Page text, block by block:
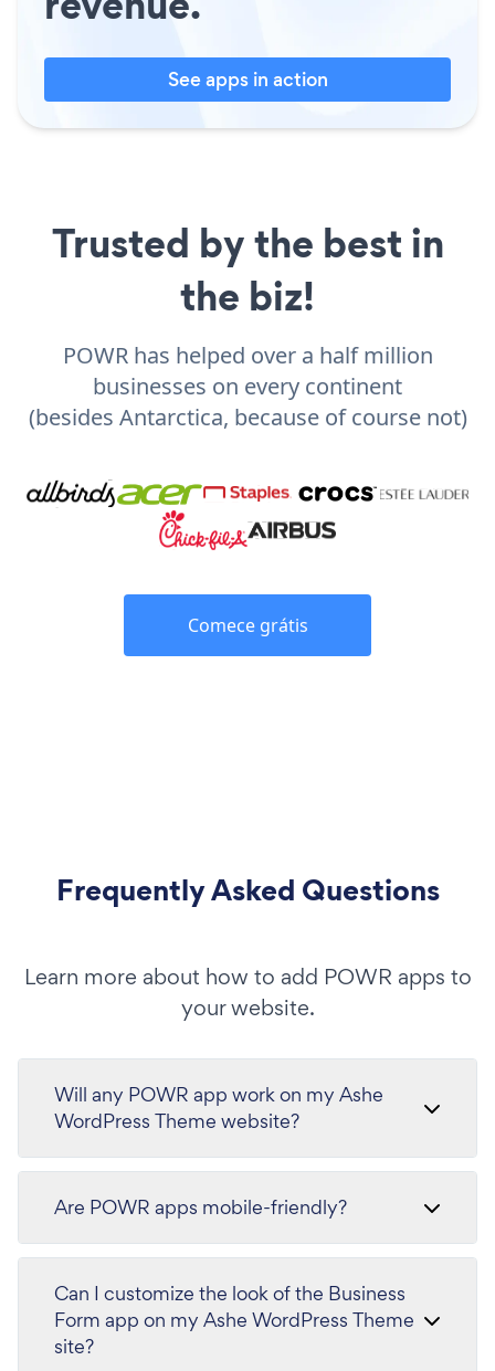
See apps in action
Trusted by the best in
the biz!
POWR has helped over a half million
businesses on every continent
(besides Antarctica, because of course not)
Comece grátis
Frequently Asked Questions
Learn more about how to add POWR apps to
your website.
Will any POWR app work on my Ashe
WordPress Theme website?
Are POWR apps mobile-friendly?
Can I customize the look of the Business
Form app on my Ashe WordPress Theme
site?